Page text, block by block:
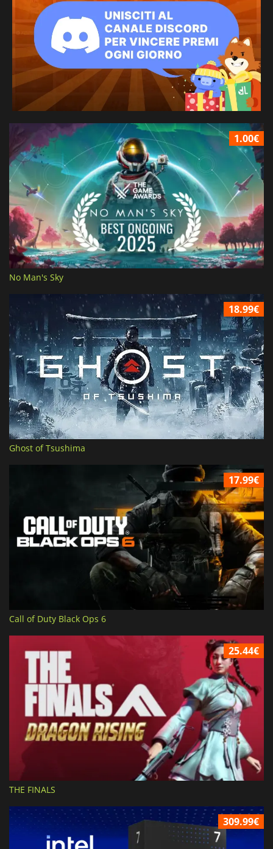
1.00€
No Man's Sky
18.99€
Ghost of Tsushima
17.99€
Call of Duty Black Ops 6
25.44€
THE FINALS
309.99€